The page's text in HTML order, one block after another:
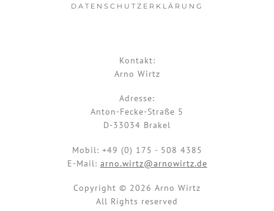
DATENSCHUTZERKLÄRUNG
Kontakt:
Arno Wirtz
Adresse:
Anton-Fecke-Straße 5
D-33034 Brakel
Mobil: +49 (0) 175 - 508 4385
E-Mail: arno.wirtz@arnowirtz.de
Copyright © 2026 Arno Wirtz
All Rights reserved